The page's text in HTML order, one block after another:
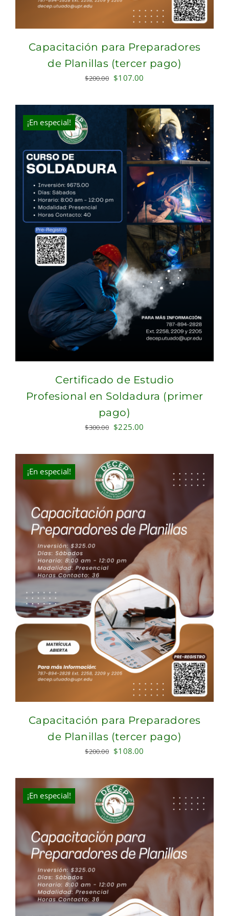
Capacitación para Preparadores
de Planillas (tercer pago)
$200.00 Original
was:
$200.00.
$107.00
is:
$107.00.
¡En especial!
Certificado de Estudio
Profesional en Soldadura (primer
pago)
$300.00 Original
was:
$300.00.
$225.00
is:
¡En especial!
Capacitación para Preparadores
de Planillas (tercer pago)
$200.00 Original
was:
$200.00.
$108.00
is:
¡En especial!